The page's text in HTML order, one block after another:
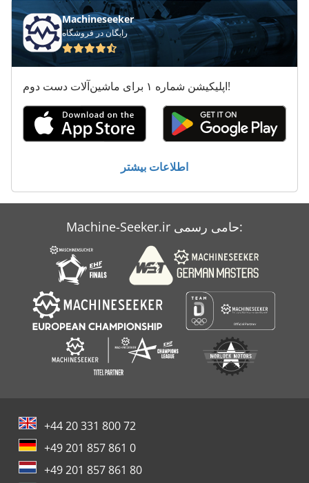
Arburg A 270 C 500 100 Art 592
Arcos Mag 230
Bds Mab 485
Erba
Hbs 470
Migatronic 273 I
Phw 2506
Thaler Kl 351 A
Machineseeker
رایگان در فروشگاه
اپلیکیشن شماره ۱ برای ماشین‌آلات دست دوم!
اطلاعات بیشتر
Machine-Seeker.ir حامی رسمی:
+44 20 331 800 72
+49 201 857 861 0
+49 201 857 861 80